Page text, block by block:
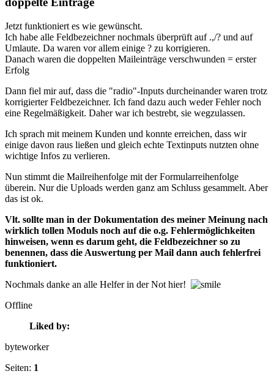
Jetzt funktioniert es wie gewünscht.
Ich habe alle Feldbezeichner nochmals überprüft auf .,/? und auf
Umlaute. Da waren vor allem einige ? zu korrigieren.
Danach waren die doppelten Maileinträge verschwunden = erster
Erfolg
Dann fiel mir auf, dass die "radio"-Inputs durcheinander waren trotz
korrigierter Feldbezeichner. Ich fand dazu auch weder Fehler noch
eine Regelmäßigkeit. Daher war ich bestrebt, sie wegzulassen.
Ich sprach mit meinem Kunden und konnte erreichen, dass wir
einige davon raus ließen und gleich echte Textinputs nutzten ohne
wichtige Infos zu verlieren.
Nun stimmt die Mailreihenfolge mit der Formularreihenfolge
überein. Nur die Uploads werden ganz am Schluss gesammelt. Aber
das ist ok.
Vlt. sollte man in der Dokumentation des meiner Meinung nach
wirklich tollen Moduls noch auf die o.g. Fehlermöglichkeiten
hinweisen, wenn es darum geht, die Feldbezeichner so zu
benennen, dass die Auswertung per Mail dann auch fehlerfrei
funktioniert.
Nochmals danke an alle Helfer in der Not hier!
Offline
Liked by:
byteworker
Seiten: 1